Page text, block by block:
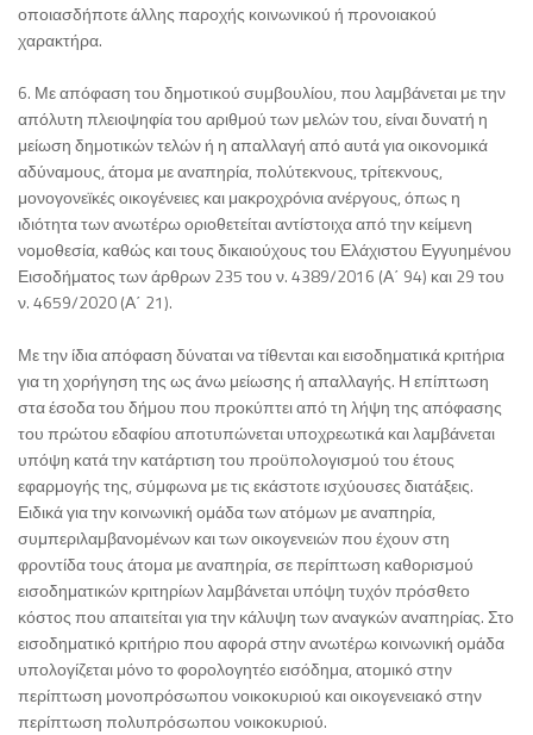
οποιασδήποτε άλλης παροχής κοινωνικού ή προνοιακού
χαρακτήρα.
6. Με απόφαση του δημοτικού συμβουλίου, που λαμβάνεται με την
απόλυτη πλειοψηφία του αριθμού των μελών του, είναι δυνατή η
μείωση δημοτικών τελών ή η απαλλαγή από αυτά για οικονομικά
αδύναμους, άτομα με αναπηρία, πολύτεκνους, τρίτεκνους,
μονογονεϊκές οικογένειες και μακροχρόνια ανέργους, όπως η
ιδιότητα των ανωτέρω οριοθετείται αντίστοιχα από την κείμενη
νομοθεσία, καθώς και τους δικαιούχους του Ελάχιστου Εγγυημένου
Εισοδήματος των άρθρων 235 του ν. 4389/2016 (Α΄ 94) και 29 του
ν. 4659/2020 (Α΄ 21).
Με την ίδια απόφαση δύναται να τίθενται και εισοδηματικά κριτήρια
για τη χορήγηση της ως άνω μείωσης ή απαλλαγής. Η επίπτωση
στα έσοδα του δήμου που προκύπτει από τη λήψη της απόφασης
του πρώτου εδαφίου αποτυπώνεται υποχρεωτικά και λαμβάνεται
υπόψη κατά την κατάρτιση του προϋπολογισμού του έτους
εφαρμογής της, σύμφωνα με τις εκάστοτε ισχύουσες διατάξεις.
Ειδικά για την κοινωνική ομάδα των ατόμων με αναπηρία,
συμπεριλαμβανομένων και των οικογενειών που έχουν στη
φροντίδα τους άτομα με αναπηρία, σε περίπτωση καθορισμού
εισοδηματικών κριτηρίων λαμβάνεται υπόψη τυχόν πρόσθετο
κόστος που απαιτείται για την κάλυψη των αναγκών αναπηρίας. Στο
εισοδηματικό κριτήριο που αφορά στην ανωτέρω κοινωνική ομάδα
υπολογίζεται μόνο το φορολογητέο εισόδημα, ατομικό στην
περίπτωση μονοπρόσωπου νοικοκυριού και οικογενειακό στην
περίπτωση πολυπρόσωπου νοικοκυριού.